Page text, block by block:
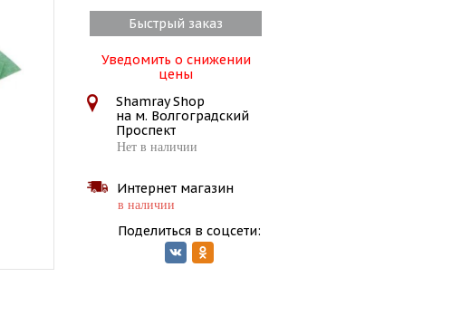
Быстрый заказ
Уведомить о снижении
цены
Shamray Shop
на м. Волгоградский
Проспект
Нет в наличии
Интернет магазин
в наличии
Поделиться в соцсети: